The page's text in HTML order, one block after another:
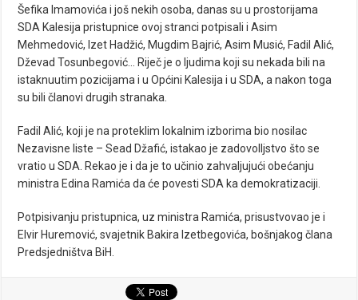
Šefika Imamovića i još nekih osoba, danas su u prostorijama
SDA Kalesija pristupnice ovoj stranci potpisali i Asim
Mehmedović, Izet Hadžić, Mugdim Bajrić, Asim Musić, Fadil Alić,
Dževad Tosunbegović… Riječ je o ljudima koji su nekada bili na
istaknuutim pozicijama i u Općini Kalesija i u SDA, a nakon toga
su bili članovi drugih stranaka.
Fadil Alić, koji je na proteklim lokalnim izborima bio nosilac
Nezavisne liste – Sead Džafić, istakao je zadovolljstvo što se
vratio u SDA. Rekao je i da je to učinio zahvaljujući obećanju
ministra Edina Ramića da će povesti SDA ka demokratizaciji.
Potpisivanju pristupnica, uz ministra Ramića, prisustvovao je i
Elvir Huremović, svajetnik Bakira Izetbegovića, bošnjakog člana
Predsjedništva BiH.